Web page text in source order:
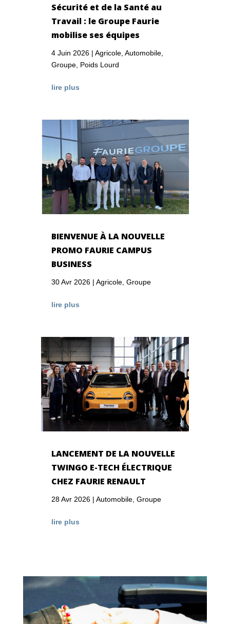
Sécurité et de la Santé au
Travail : le Groupe Faurie
mobilise ses équipes
4 Juin 2026| Agricole, Automobile,
Groupe, Poids Lourd
lire plus
BIENVENUE À LA NOUVELLE
PROMO FAURIE CAMPUS
BUSINESS
30 Avr 2026| Agricole, Groupe
lire plus
LANCEMENT DE LA NOUVELLE
TWINGO E-TECH ÉLECTRIQUE
CHEZ FAURIE RENAULT
28 Avr 2026| Automobile, Groupe
lire plus